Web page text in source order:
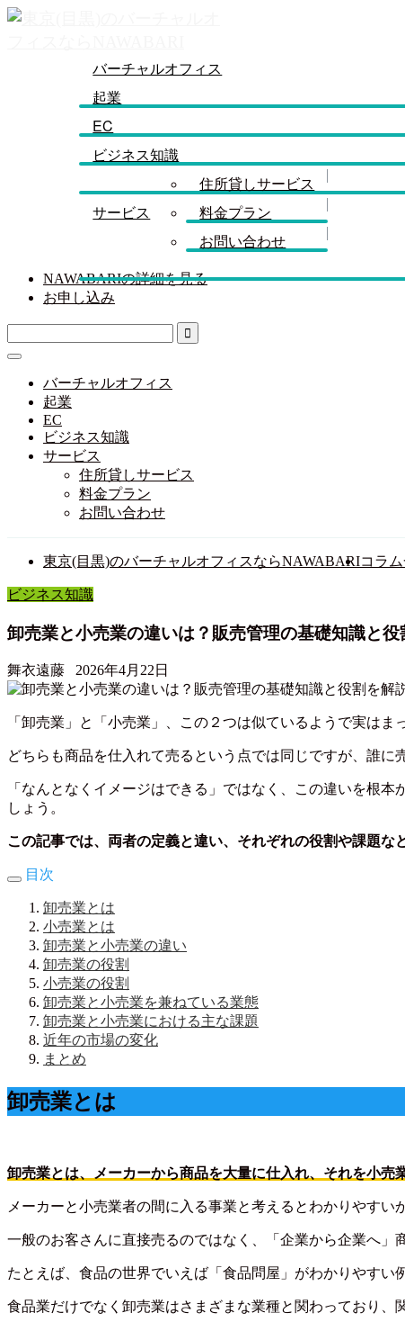
バーチャルオフィス
起業
EC
ビジネス知識
サービス
住所貸しサービス
料金プラン
お問い合わせ
NAWABARIの詳細を見る
お申し込み
バーチャルオフィス
起業
EC
ビジネス知識
サービス
住所貸しサービス
料金プラン
お問い合わせ
東京(目黒)のバーチャルオフィスならNAWABARIコラ
ビジネス知識
卸売業と小売業の違いは？販売管理の基礎知識と役
舞衣遠藤 2026年4月22日
「卸売業」と「小売業」、この２つは似ているようで実はま
どちらも商品を仕入れて売るという点では同じですが、誰に
「なんとなくイメージはできる」ではなく、この違いを根
しょう。
この記事では、両者の定義と違い、それぞれの役割や課題な
目次
卸売業とは
小売業とは
卸売業と小売業の違い
卸売業の役割
小売業の役割
卸売業と小売業を兼ねている業態
卸売業と小売業における主な課題
近年の市場の変化
まとめ
卸売業とは
卸売業とは、メーカーから商品を大量に仕入れ、それを小売
メーカーと小売業者の間に入る事業と考えるとわかりやすい
一般のお客さんに直接売るのではなく、「企業から企業へ」
たとえば、食品の世界でいえば「食品問屋」がわかりやすい
食品業だけでなく卸売業はさまざまな業種と関わっており、